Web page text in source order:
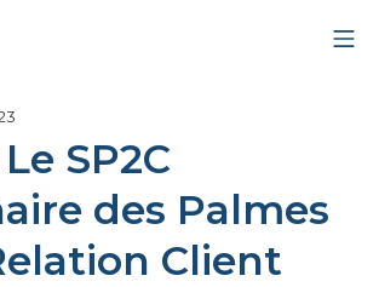
septembre
2023
SP2C
des Palmes
Client